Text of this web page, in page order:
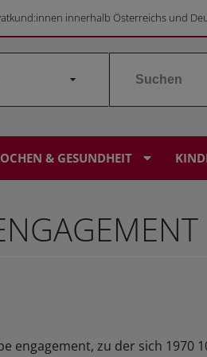
innerhalb Österreichs und
LEBENSORIENTIERUNG
ALPINGESCHICHTE
& GESUNDHEIT
GESUNDHEIT
KINDERBUCH
SERVICE & KONTAKT
BILDERBUCHKALENDER
engagement, zu der sich 1970